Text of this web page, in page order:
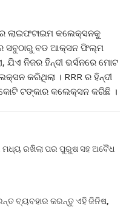
ଲାଇଫଟାଇମ କଲେକ୍ସନକୁ
ସବୁଠାରୁ ବଡ ଆକ୍ସନ ଫିଲ୍ମ
ଯିଏ ନିଜର ହିନ୍ଦୀ ଭର୍ସନରେ ମୋଟ
କରିଥିଲା । RRR ର ହିନ୍ଦୀ
ଟଙ୍କାର କଲେକ୍ସନ କରିଛି ।
ମଧ୍ୟ ରଖିଲା ପର ପୁରୁଷ ସହ ଅବୈଧ
ବ୍ୟବହାର କରନ୍ତୁ ଏହି ଜିନିଷ,